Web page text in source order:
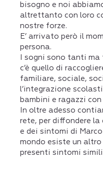
bisogno e noi
altrettanto con loro
nostre forze.
E’ arrivato però il
persona.
I sogni sono tanti
c’è quello di
familiare, sociale,
l’integrazione
bambini e ragazzi
In oltre adesso
rete, per diffondere
e dei sintomi di
mondo esiste un
presenti sintomi